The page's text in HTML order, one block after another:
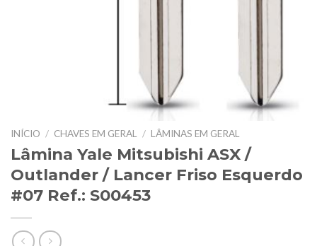
INÍCIO / CHAVES EM GERAL / LÂMINAS EM GERAL
Lâmina Yale Mitsubishi ASX /
Outlander / Lancer Friso Esquerdo
#07 Ref.: S00453